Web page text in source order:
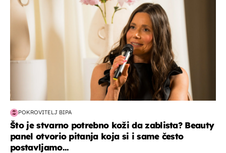
POKROVITELJ BIPA
Što je stvarno potrebno koži da zablista? Beauty
panel otvorio pitanja koja si i same često
postavljamo...